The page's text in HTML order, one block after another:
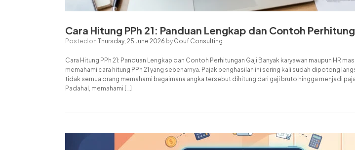
Cara Hitung PPh 21: Panduan Lengkap dan Contoh
Posted on Thursday, 25 June 2026 by Gouf Consulting
Cara Hitung PPh 21: Panduan Lengkap dan Contoh Perhitungan Gaji Banyak karyawan maupun HR
memahami cara hitung PPh 21 yang sebenarnya. Pajak penghasilan ini sering kali sudah dipotong
tidak semua orang memahami bagaimana angka tersebut dihitung dari gaji bruto hingga menjadi
Padahal, memahami […]